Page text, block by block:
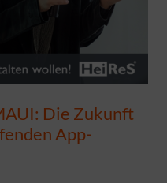
Die Zukunft
App-